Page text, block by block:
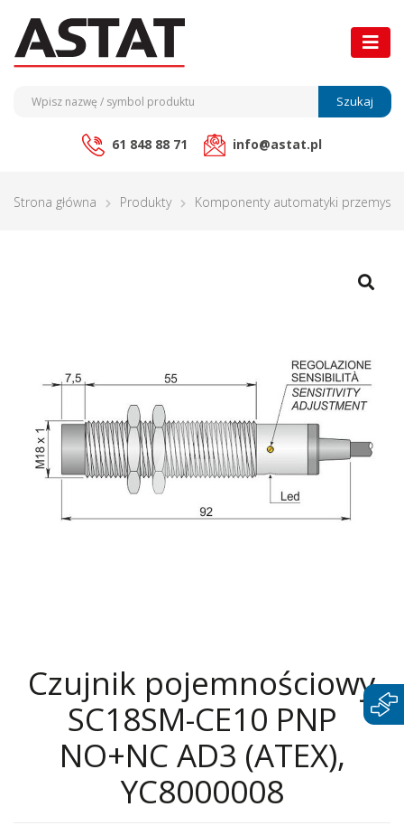
Szukaj
61 848 88 71 info@astat.pl
Strona główna Produkty Komponenty automatyki
Czujnik pojemnościowy
SC18SM-CE10 PNP
NO+NC AD3 (ATEX),
YC8000008